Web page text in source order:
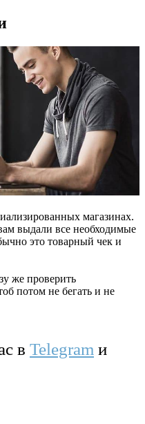
магазинах.
выдали все необходимые
это товарный чек и
же проверить
потом не бегать и не
в Telegram и